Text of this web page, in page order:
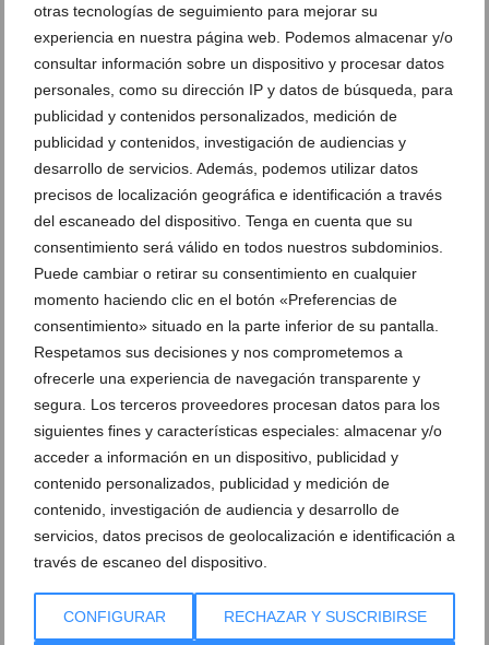
otras tecnologías de seguimiento para mejorar su
experiencia en nuestra página web. Podemos almacenar y/o
consultar información sobre un dispositivo y procesar datos
personales, como su dirección IP y datos de búsqueda, para
publicidad y contenidos personalizados, medición de
publicidad y contenidos, investigación de audiencias y
desarrollo de servicios. Además, podemos utilizar datos
precisos de localización geográfica e identificación a través
del escaneado del dispositivo. Tenga en cuenta que su
consentimiento será válido en todos nuestros subdominios.
Puede cambiar o retirar su consentimiento en cualquier
momento haciendo clic en el botón «Preferencias de
consentimiento» situado en la parte inferior de su pantalla.
Respetamos sus decisiones y nos comprometemos a
ofrecerle una experiencia de navegación transparente y
segura. Los terceros proveedores procesan datos para los
siguientes fines y características especiales: almacenar y/o
acceder a información en un dispositivo, publicidad y
contenido personalizados, publicidad y medición de
contenido, investigación de audiencia y desarrollo de
servicios, datos precisos de geolocalización e identificación a
través de escaneo del dispositivo.
CONFIGURAR RECHAZAR Y SUSCRIBIRSE
Recuerdos en lugar de vacíos: la propuesta de Dénia
para un ocio juvenil sin alcohol este agosto
04 de agosto de 2026